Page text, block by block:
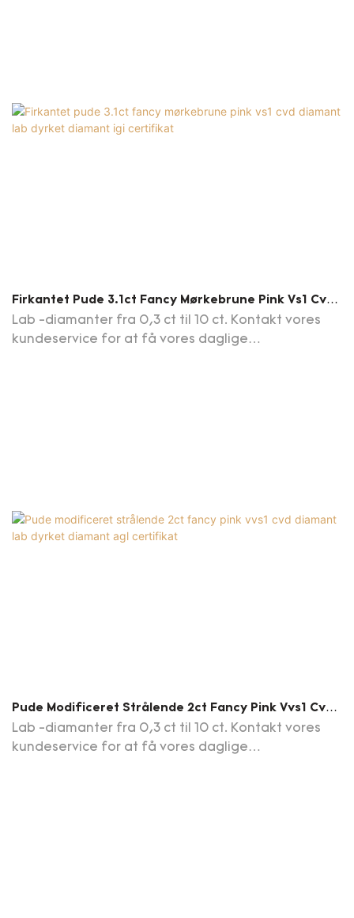
Firkantet Pude 3.1ct Fancy Mørkebrune Pink Vs1 Cvd
Diamant Lab Dyrket Diamant Igi Certifikat
Lab -diamanter fra 0,3 ct til 10 ct. Kontakt vores
kundeservice for at få vores daglige
Pude Modificeret Strålende 2ct Fancy Pink Vvs1 Cvd
Diamant Lab Dyrket Diamant Agl Certifikat
Lab -diamanter fra 0,3 ct til 10 ct. Kontakt vores
kundeservice for at få vores daglige